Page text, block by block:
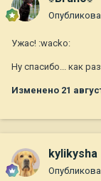
Ужас! :wacko:
Ну спасибо... как
Изменено 21
kylikysha